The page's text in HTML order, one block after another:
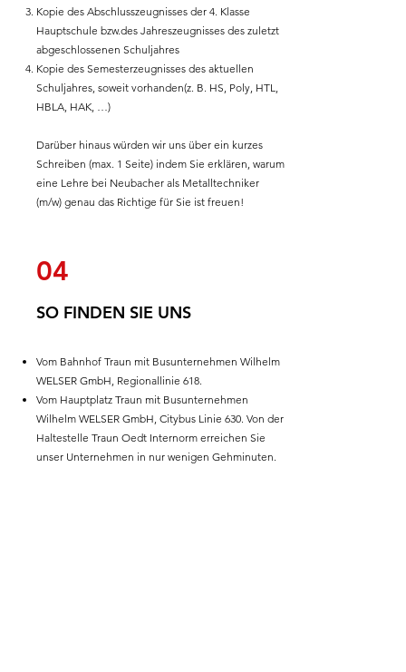
Kopie des Abschlusszeugnisses der 4. Klasse
Hauptschule bzw.des Jahreszeugnisses des zuletzt
abgeschlossenen Schuljahres
Kopie des Semesterzeugnisses des aktuellen
Schuljahres, soweit vorhanden(z. B. HS, Poly, HTL,
HBLA, HAK, …)
Darüber hinaus würden wir uns über ein kurzes
Schreiben (max. 1 Seite) indem Sie erklären, warum
eine Lehre bei Neubacher als Metalltechniker
(m/w) genau das Richtige für Sie ist freuen!
04
SO FINDEN SIE UNS
Vom Bahnhof Traun mit Busunternehmen Wilhelm
WELSER GmbH, Regionallinie 618.
Vom Hauptplatz Traun mit Busunternehmen
Wilhelm WELSER GmbH, Citybus Linie 630. Von der
Haltestelle Traun Oedt Internorm erreichen Sie
unser Unternehmen in nur wenigen Gehminuten.